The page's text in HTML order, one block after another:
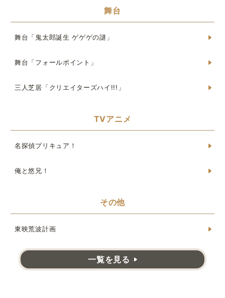
舞台
舞台「鬼太郎誕生 ゲゲゲの謎」
舞台「フォールポイント」
三人芝居「クリエイターズハイ!!!」
TVアニメ
名探偵プリキュア！
俺と悠兄！
その他
東映荒波計画
一覧を見る